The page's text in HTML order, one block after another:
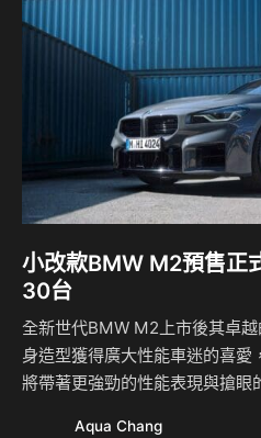
17吋黑色輪圈以及紅色煞車卡鉗
「Sport」廠徽和C柱的特製貼紙
小改款BMW M2預售
30台
全新世代BMW M2上市後其卓
身造型獲得廣大性能車迷的喜
將帶著更強勁的性能表現與搶
Aqua Chang